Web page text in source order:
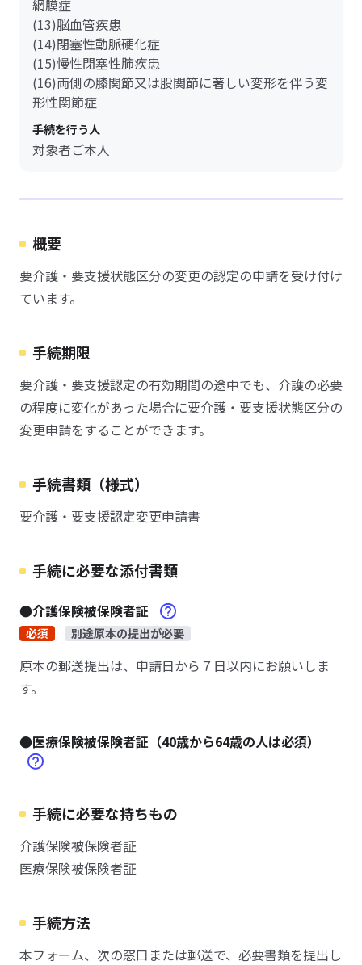
網膜症
(13)脳血管疾患
(14)閉塞性動脈硬化症
(15)慢性閉塞性肺疾患
(16)両側の膝関節又は股関節に著しい変形を伴う変
形性関節症
手続を行う人
対象者ご本人
概要
要介護・要支援状態区分の変更の認定の申請を受け付け
ています。
手続期限
要介護・要支援認定の有効期間の途中でも、介護の必要
の程度に変化があった場合に要介護・要支援状態区分の
変更申請をすることができます。
手続書類（様式）
要介護・要支援認定変更申請書
手続に必要な添付書類
●介護保険被保険者証
必須 別途原本の提出が必要
原本の郵送提出は、申請日から７日以内にお願いしま
す。
●医療保険被保険者証（40歳から64歳の人は必須）
手続に必要な持ちもの
介護保険被保険者証
医療保険被保険者証
手続方法
本フォーム、次の窓口または郵送で、必要書類を提出し